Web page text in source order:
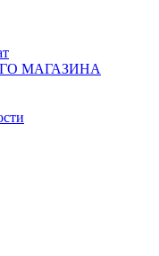
МАГАЗИНА